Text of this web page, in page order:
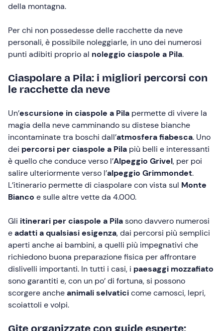
della montagna.
Per chi non possedesse delle racchette da neve
personali, è possibile noleggiarle, in uno dei numerosi
punti adibiti proprio al noleggio ciaspole a Pila.
Ciaspolare a Pila: i migliori percorsi con
le racchette da neve
Un’escursione in ciaspole a Pila permette di vivere la
magia della neve camminando su distese bianche
incontaminate tra boschi dall’atmosfera fiabesca. Uno
dei percorsi per ciaspole a Pila più belli e interessanti
è quello che conduce verso l’Alpeggio Grivel, per poi
salire ulteriormente verso l’alpeggio Grimmondet.
L’itinerario permette di ciaspolare con vista sul Monte
Bianco e sulle altre vette da 4.000.
Gli itinerari per ciaspole a Pilasono davvero numerosi
eadatti a qualsiasi esigenza, dai percorsi più semplici
aperti anche ai bambini, a quelli più impegnativi che
richiedono buona preparazione fisica per affrontare
dislivelli importanti. In tutti i casi, i paesaggi mozzafiato
sono garantiti e, con un po’ di fortuna, si possono
scorgere ancheanimali selvaticicome camosci, lepri,
scoiattoli e volpi.